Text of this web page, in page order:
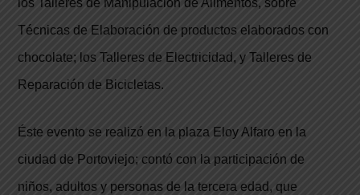
los Talleres de Manipulación de Alimentos, sobre
Técnicas de Elaboración de productos elaborados con
chocolate; los Talleres de Electricidad, y Talleres de
Reparación de Bicicletas.
Éste evento se realizó en la plaza Eloy Alfaro en la
ciudad de Portoviejo; contó con la participación de
niños, adultos y personas de la tercera edad, que